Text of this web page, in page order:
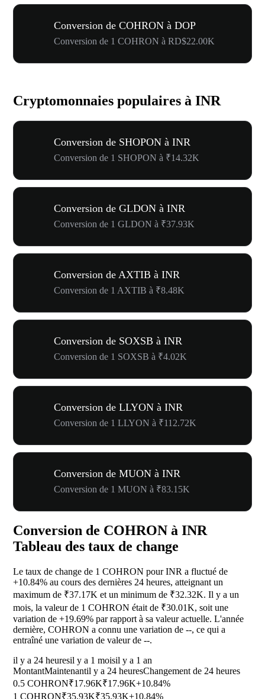
Conversion de COHRON à DOP
Conversion de 1 COHRON à RD$22.00K
Cryptomonnaies populaires à INR
Conversion de SHOPON à INR
Conversion de 1 SHOPON à ₹14.32K
Conversion de GLDON à INR
Conversion de 1 GLDON à ₹37.93K
Conversion de AXTIB à INR
Conversion de 1 AXTIB à ₹8.48K
Conversion de SOXSB à INR
Conversion de 1 SOXSB à ₹4.02K
Conversion de LLYON à INR
Conversion de 1 LLYON à ₹112.72K
Conversion de MUON à INR
Conversion de 1 MUON à ₹83.15K
Conversion de COHRON à INR
Tableau des taux de change
Le taux de change de 1 COHRON pour INR a fluctué de
+10.84% au cours des dernières 24 heures, atteignant un
maximum de ₹37.17K et un minimum de ₹32.32K. Il y a un
mois, la valeur de 1 COHRON était de ₹30.01K, soit une
variation de +19.69% par rapport à sa valeur actuelle. L'année
dernière, COHRON a connu une variation de --, ce qui a
entraîné une variation de valeur de --.
il y a 24 heuresil y a 1 moisil y a 1 an
MontantMaintenantil y a 24 heuresChangement de 24 heures
0.5 COHRON₹17.96K₹17.96K+10.84%
1 COHRON₹35.93K₹35.93K+10.84%